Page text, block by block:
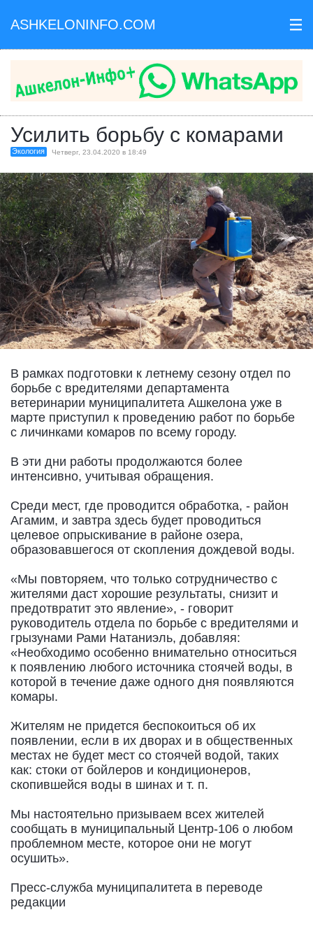
ASHKELONINFO.COM III
Усилить борьбу с комарами
Экология Четверг, 23.04.2020 в 18:49
В рамках подготовки к летнему сезону отдел по
борьбе с вредителями департамента
ветеринарии муниципалитета Ашкелона уже в
марте приступил к проведению работ по борьбе
с личинками комаров по всему городу.
В эти дни работы продолжаются более
интенсивно, учитывая обращения.
Среди мест, где проводится обработка, - район
Агамим, и завтра здесь будет проводиться
целевое опрыскивание в районе озера,
образовавшегося от скопления дождевой воды.
«Мы повторяем, что только сотрудничество с
жителями даст хорошие результаты, снизит и
предотвратит это явление», - говорит
руководитель отдела по борьбе с вредителями и
грызунами Рами Натаниэль, добавляя:
«Необходимо особенно внимательно относиться
к появлению любого источника стоячей воды, в
которой в течение даже одного дня появляются
комары.
Жителям не придется беспокоиться об их
появлении, если в их дворах и в общественных
местах не будет мест со стоячей водой, таких
как: стоки от бойлеров и кондиционеров,
скопившейся воды в шинах и т. п.
Мы настоятельно призываем всех жителей
сообщать в муниципальный Центр-106 о любом
проблемном месте, которое они не могут
осушить».
Пресс-служба муниципалитета в переводе
редакции